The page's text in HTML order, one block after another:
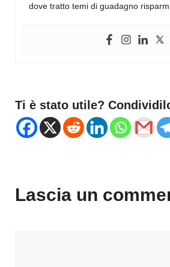
dove tratto temi di guadagno
Ti è stato utile?
Lascia un